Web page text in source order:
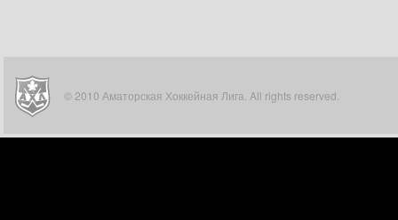
© 2010 Аматорская Хоккейная Лига. All rights reserved.